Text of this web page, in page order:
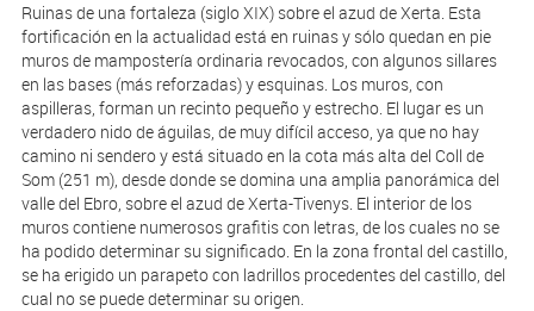
Ruinas de una fortaleza (siglo XIX) sobre el azud de Xerta. Esta
fortificación en la actualidad está en ruinas y sólo quedan en pie
muros de mampostería ordinaria revocados, con algunos sillares
en las bases (más reforzadas) y esquinas. Los muros, con
aspilleras, forman un recinto pequeño y estrecho. El lugar es un
verdadero nido de águilas, de muy difícil acceso, ya que no hay
camino ni sendero y está situado en la cota más alta del Coll de
Som (251 m), desde donde se domina una amplia panorámica del
valle del Ebro, sobre el azud de Xerta-Tivenys. El interior de los
muros contiene numerosos grafitis con letras, de los cuales no se
ha podido determinar su significado. En la zona frontal del castillo,
se ha erigido un parapeto con ladrillos procedentes del castillo, del
cual no se puede determinar su origen.